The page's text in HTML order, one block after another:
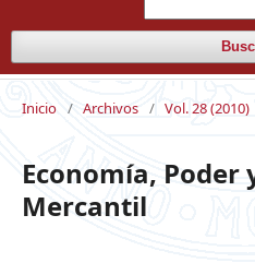
Inicio / Archivos / Vol. 28 (2010)
Economía, Poder
Mercantil